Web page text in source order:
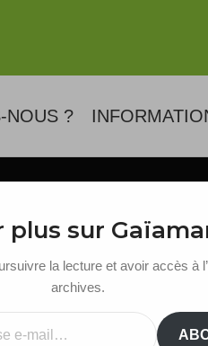
NOUS ?
Blog
plus sur
la lecture et avoir accès à
archives.